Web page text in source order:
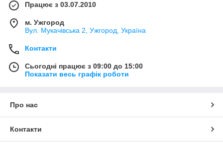
Працює з 03.07.2010
м. Ужгород
Вул. Мукачівська 2, Ужгород, Україна
Контакти
Сьогодні працює з 09:00 до 15:00
Показати весь графік роботи
Про нас
Контакти